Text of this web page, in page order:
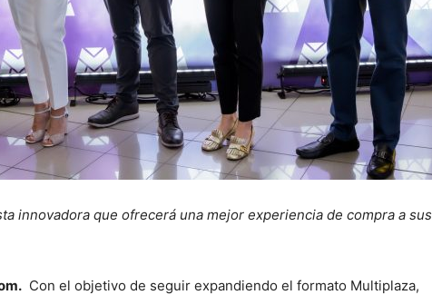
innovadora que ofrecerá una mejor experiencia de compra a sus
Con el objetivo de seguir expandiendo el formato Multiplaza,